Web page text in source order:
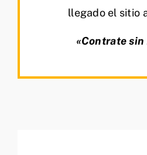
llegado el sitio
«Contrate sin